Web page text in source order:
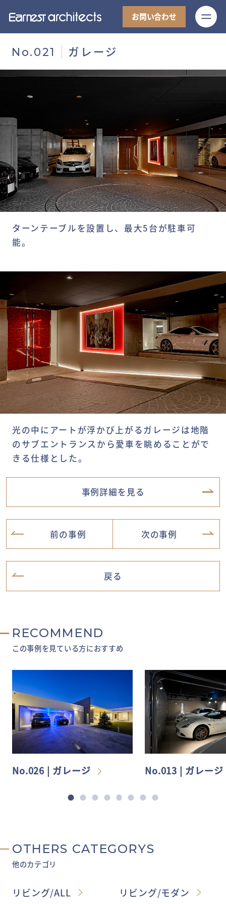
お問い合わせ
No.021 ガレージ
ターンテーブルを設置し、最大5台が駐車可
能。
光の中にアートが浮かび上がるガレージは地階
のサブエントランスから愛車を眺めることがで
きる仕様とした。
事例詳細を見る
前の事例 次の事例
戻る
RECOMMEND
この事例を見ている方におすすめ
No.026 | ガレージ No.013 | ガレージ
OTHERS CATEGORYS
他のカテゴリ
リビング/ALL リビング/モダン